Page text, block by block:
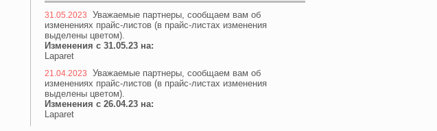
31.05.2023
Уважаемые партнеры, сообщаем вам об
изменениях прайс-листов (в прайс-листах изменения
выделены цветом).
Изменения с 31.05.23 на:
Laparet
21.04.2023
Уважаемые партнеры, сообщаем вам об
изменениях прайс-листов (в прайс-листах изменения
выделены цветом).
Изменения с 26.04.23 на:
Laparet